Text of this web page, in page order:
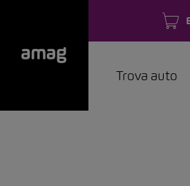
Trova auto